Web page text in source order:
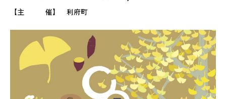
【主 催】 利府町